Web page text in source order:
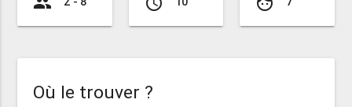
Où le trouver ?